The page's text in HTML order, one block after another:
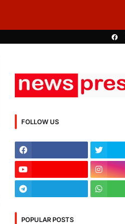
FOLLOW US
POPULAR POSTS